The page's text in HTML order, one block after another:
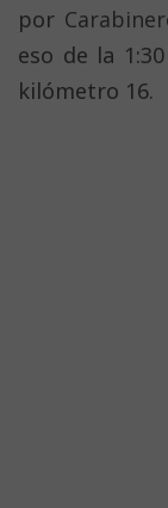
por
eso de la
kilómetro 16.